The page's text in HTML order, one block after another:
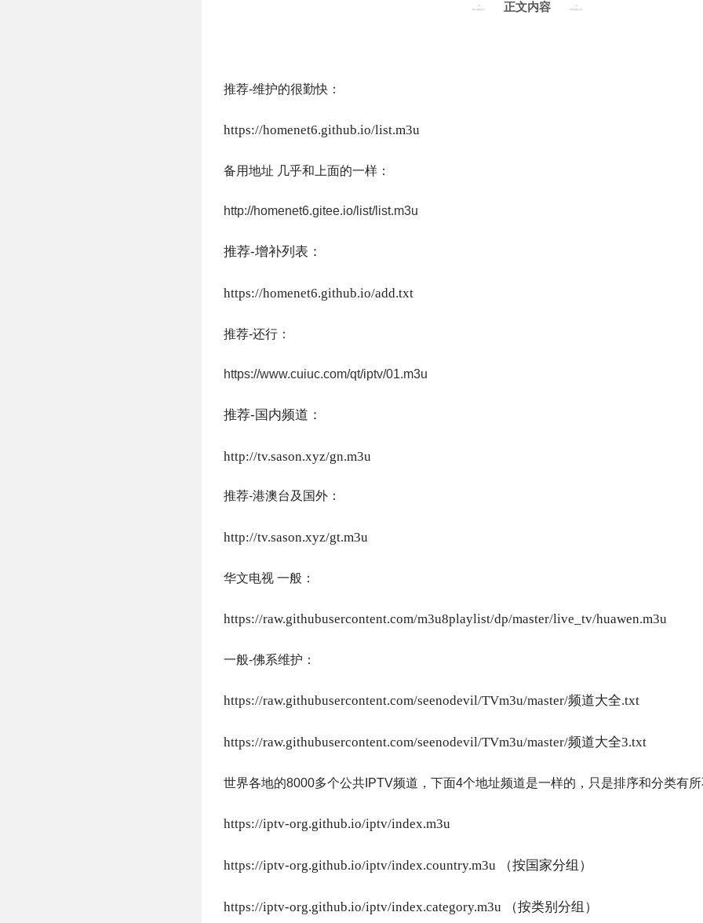
正文内容
推荐-维护的很勤快：
https://homenet6.github.io/list.m3u
备用地址 几乎和上面的一样：
http://homenet6.gitee.io/list/list.m3u
推荐-增补列表：
https://homenet6.github.io/add.txt
推荐-还行：
https://www.cuiuc.com/qt/iptv/01.m3u
推荐-国内频道：
http://tv.sason.xyz/gn.m3u
推荐-港澳台及国外：
http://tv.sason.xyz/gt.m3u
华文电视 一般：
https://raw.githubusercontent.com/m3u8playlist/dp/master/live_tv/huawen.m3u
一般-佛系维护：
https://raw.githubusercontent.com/seenodevil/TVm3u/master/频道大全.txt
https://raw.githubusercontent.com/seenodevil/TVm3u/master/频道大全3.txt
世界各地的8000多个公共IPTV频道，下面4个地址频道是一样的，只是排序和分类有
https://iptv-org.github.io/iptv/index.m3u
https://iptv-org.github.io/iptv/index.country.m3u （按国家分组）
https://iptv-org.github.io/iptv/index.category.m3u （按类别分组）